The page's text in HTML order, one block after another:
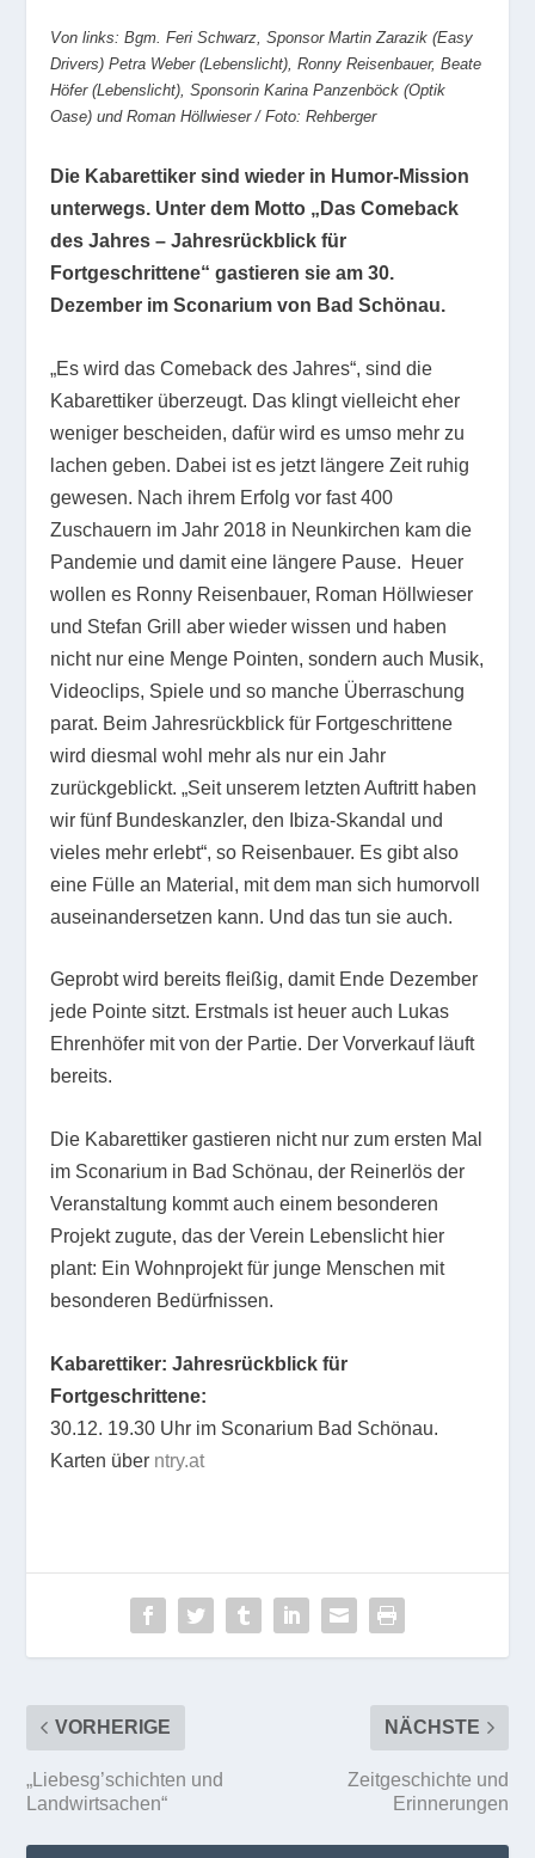
Von links: Bgm. Feri Schwarz, Sponsor Martin Zarazik (Easy
Drivers) Petra Weber (Lebenslicht), Ronny Reisenbauer, Beate
Höfer (Lebenslicht), Sponsorin Karina Panzenböck (Optik
Oase) und Roman Höllwieser / Foto: Rehberger
Die Kabarettiker sind wieder in Humor-Mission
unterwegs. Unter dem Motto „Das Comeback
des Jahres – Jahresrückblick für
Fortgeschrittene“ gastieren sie am 30.
Dezember im Sconarium von Bad Schönau.
„Es wird das Comeback des Jahres“, sind die
Kabarettiker überzeugt. Das klingt vielleicht eher
weniger bescheiden, dafür wird es umso mehr zu
lachen geben. Dabei ist es jetzt längere Zeit ruhig
gewesen. Nach ihrem Erfolg vor fast 400
Zuschauern im Jahr 2018 in Neunkirchen kam die
Pandemie und damit eine längere Pause. Heuer
wollen es Ronny Reisenbauer, Roman Höllwieser
und Stefan Grill aber wieder wissen und haben
nicht nur eine Menge Pointen, sondern auch Musik,
Videoclips, Spiele und so manche Überraschung
parat. Beim Jahresrückblick für Fortgeschrittene
wird diesmal wohl mehr als nur ein Jahr
zurückgeblickt. „Seit unserem letzten Auftritt haben
wir fünf Bundeskanzler, den Ibiza-Skandal und
vieles mehr erlebt“, so Reisenbauer. Es gibt also
eine Fülle an Material, mit dem man sich humorvoll
auseinandersetzen kann. Und das tun sie auch.
Geprobt wird bereits fleißig, damit Ende Dezember
jede Pointe sitzt. Erstmals ist heuer auch Lukas
Ehrenhöfer mit von der Partie. Der Vorverkauf läuft
bereits.
Die Kabarettiker gastieren nicht nur zum ersten Mal
im Sconarium in Bad Schönau, der Reinerlös der
Veranstaltung kommt auch einem besonderen
Projekt zugute, das der Verein Lebenslicht hier
plant: Ein Wohnprojekt für junge Menschen mit
besonderen Bedürfnissen.
Kabarettiker: Jahresrückblick für
Fortgeschrittene:
30.12. 19.30 Uhr im Sconarium Bad Schönau.
Karten über ntry.at
VORHERIGE
„Liebesg’schichten und
Landwirtsachen“
NÄCHSTE
Zeitgeschichte und
Erinnerungen